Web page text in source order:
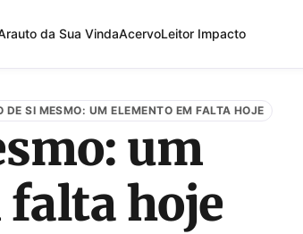
da Sua VindaAcervoLeitor Impacto
SI MESMO: UM ELEMENTO EM FALTA HOJE
um
hoje